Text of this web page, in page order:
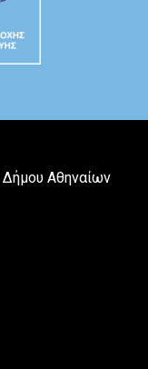
Αθηναίων